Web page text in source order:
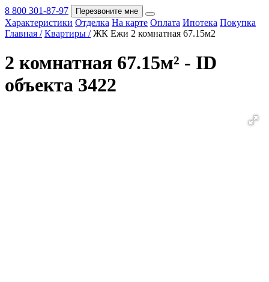
Покупка
8 800 301-87-97 Перезвоните мне
Характеристики Отделка На карте Оплата Ипотека Покупка
Главная / Квартиры / ЖК Ежи 2 комнатная 67.15м2
2 комнатная 67.15м² - ID
объекта 3422